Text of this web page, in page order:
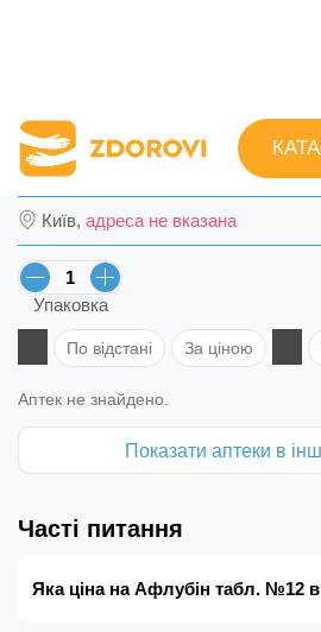
Пошук ліків
Афлубін табл. №12 в
Київ, адреса не вказана
Упаковка
По відстані За ціною
Аптек не знайдено.
Показати аптеки в
Часті питання
Яка ціна на Афлубін табл. №12